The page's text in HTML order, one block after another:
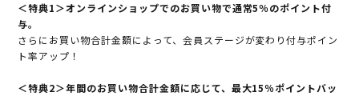
＜特典1＞オンラインショップでのお買い物で通常5％のポイント付
与。
さらにお買い物合計金額によって、会員ステージが変わり付与ポイン
ト率アップ！
＜特典2＞年間のお買い物合計金額に応じて、最大15％ポイントバッ